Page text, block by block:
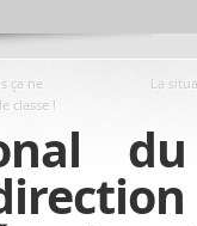
ça ne
classe !
La
du